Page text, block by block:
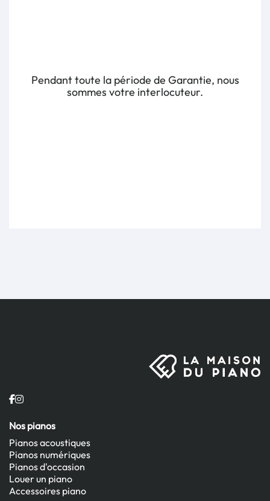
Pendant toute la période de Garantie, nous
sommes votre interlocuteur.
Nos pianos
Pianos acoustiques
Pianos numériques
Pianos d'occasion
Louer un piano
Accessoires piano